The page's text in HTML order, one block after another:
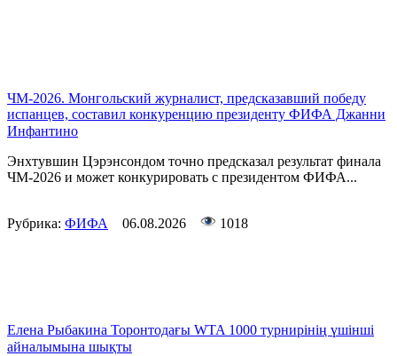
ЧМ-2026. Монгольский журналист, предсказавший победу
испанцев, составил конкуренцию президенту ФИФА Джанни
Инфантино
Энхтувшин Цэрэнсондом точно предсказал результат финала
ЧМ-2026 и может конкурировать с президентом ФИФА...
Рубрика: ФИФА 06.08.2026 1018
Елена Рыбакина Торонтодағы WTA 1000 турнирінің үшінші
айналымына шықты